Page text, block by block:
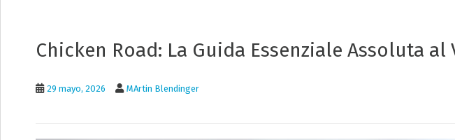
Chicken Road: La Guida Essenziale Assoluta
29 mayo, 2026 MArtin Blendinger